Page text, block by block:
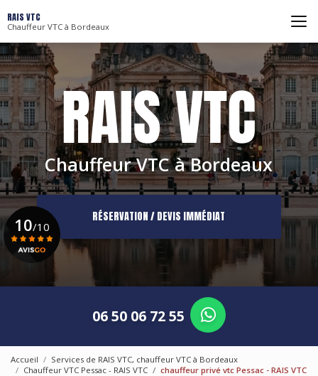
au
contenu
principal
RAIS VTC
Chauffeur VTC à Bordeaux
Chauffeur VTC à Bordeaux
RÉSERVATION / DEVIS IMMÉDIAT
06 50 06 72 55
10/10
Accueil
Services de RAIS VTC, chauffeur VTC à Bordeaux
Chauffeur VTC Pessac - RAIS VTC
chauffeur privé vtc Pessac - RAIS VTC